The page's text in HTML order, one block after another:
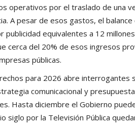
operativos por el traslado de una
A pesar de esos gastos, el
equivalentes a 12
cerca del 20% de esos ingresos
públicas.
para 2026 abre interrogantes
comunicacional y
Hasta diciembre el Gobierno
siglo por la Televisión Pública